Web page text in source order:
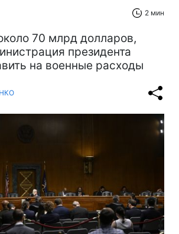
2 мин
70 млрд долларов,
президента
на военные расходы